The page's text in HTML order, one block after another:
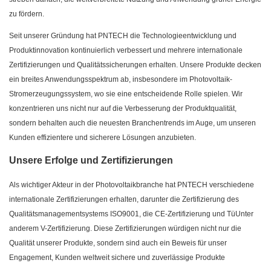
zu fördern.
Seit unserer Gründung hat PNTECH die Technologieentwicklung und
Produktinnovation kontinuierlich verbessert und mehrere internationale
Zertifizierungen und Qualitätssicherungen erhalten. Unsere Produkte decken
ein breites Anwendungsspektrum ab, insbesondere im Photovoltaik-
Stromerzeugungssystem, wo sie eine entscheidende Rolle spielen. Wir
konzentrieren uns nicht nur auf die Verbesserung der Produktqualität,
sondern behalten auch die neuesten Branchentrends im Auge, um unseren
Kunden effizientere und sicherere Lösungen anzubieten.
Unsere Erfolge und Zertifizierungen
Als wichtiger Akteur in der Photovoltaikbranche hat PNTECH verschiedene
internationale Zertifizierungen erhalten, darunter die Zertifizierung des
Qualitätsmanagementsystems ISO9001, die CE-Zertifizierung und TüUnter
anderem V-Zertifizierung. Diese Zertifizierungen würdigen nicht nur die
Qualität unserer Produkte, sondern sind auch ein Beweis für unser
Engagement, Kunden weltweit sichere und zuverlässige Produkte